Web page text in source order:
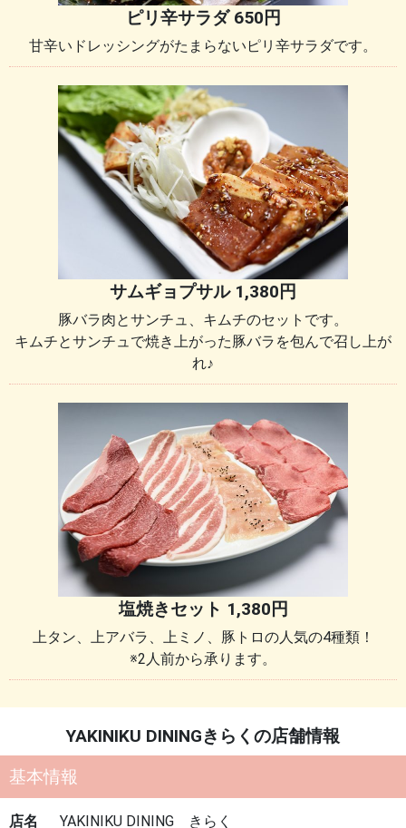
ピリ辛サラダ 650円
甘辛いドレッシングがたまらないピリ辛サラダです。
サムギョプサル 1,380円
豚バラ肉とサンチュ、キムチのセットです。
キムチとサンチュで焼き上がった豚バラを包んで召し上が
れ♪
塩焼きセット 1,380円
上タン、上アバラ、上ミノ、豚トロの人気の4種類！
※2人前から承ります。
YAKINIKU DININGきらく の店舗情報
基本情報
店名 YAKINIKU DINING きらく